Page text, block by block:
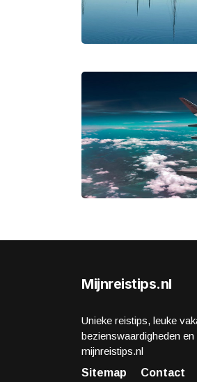
Mijnreistips.nl
Unieke reistips, leuke
bezienswaardigheden
mijnreistips.nl
Sitemap
Contact